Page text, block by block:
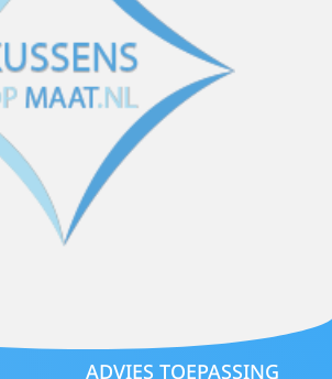
ADVIES TOEPASSING